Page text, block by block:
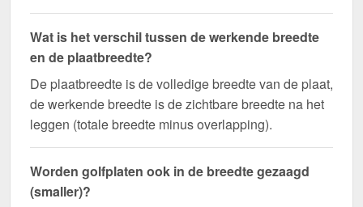
Wat is het verschil tussen de werkende breedte
en de plaatbreedte?
De plaatbreedte is de volledige breedte van de plaat,
de werkende breedte is de zichtbare breedte na het
leggen (totale breedte minus overlapping).
Worden golfplaten ook in de breedte gezaagd
(smaller)?